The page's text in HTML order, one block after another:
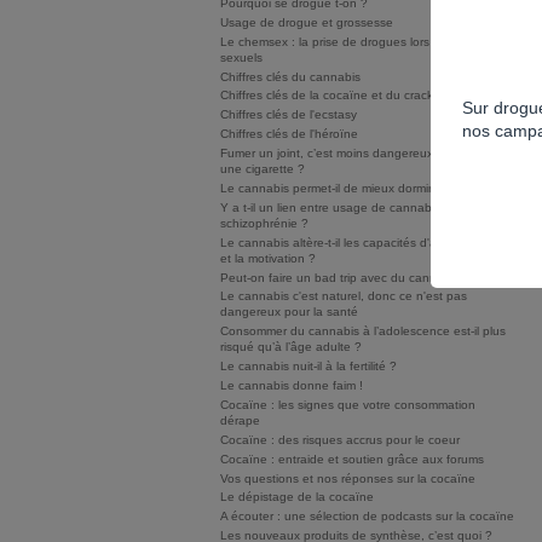
Pourquoi se drogue t-on ?
Usage de drogue et grossesse
Le chemsex : la prise de drogues lors de rapports
sexuels
Chiffres clés du cannabis
Chiffres clés de la cocaïne et du crack/free base
Chiffres clés de l'ecstasy
Chiffres clés de l'héroïne
Fumer un joint, c’est moins dangereux que fumer
une cigarette ?
Le cannabis permet-il de mieux dormir ?
Y a t-il un lien entre usage de cannabis et
schizophrénie ?
Le cannabis altère-t-il les capacités d'apprentissage
et la motivation ?
Peut-on faire un bad trip avec du cannabis ?
Le cannabis c'est naturel, donc ce n'est pas
dangereux pour la santé
Consommer du cannabis à l’adolescence est-il plus
risqué qu’à l’âge adulte ?
Le cannabis nuit-il à la fertilité ?
Le cannabis donne faim !
Cocaïne : les signes que votre consommation
dérape
Cocaïne : des risques accrus pour le coeur
Cocaïne : entraide et soutien grâce aux forums
Vos questions et nos réponses sur la cocaïne
Le dépistage de la cocaïne
A écouter : une sélection de podcasts sur la cocaïne
Les nouveaux produits de synthèse, c’est quoi ?
Sur
nos